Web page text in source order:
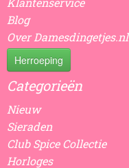
Blog
Over Damesdingetjes.nl
Herroeping
Categorieën
Nieuw
Sieraden
Club Spice Collectie
Horloges